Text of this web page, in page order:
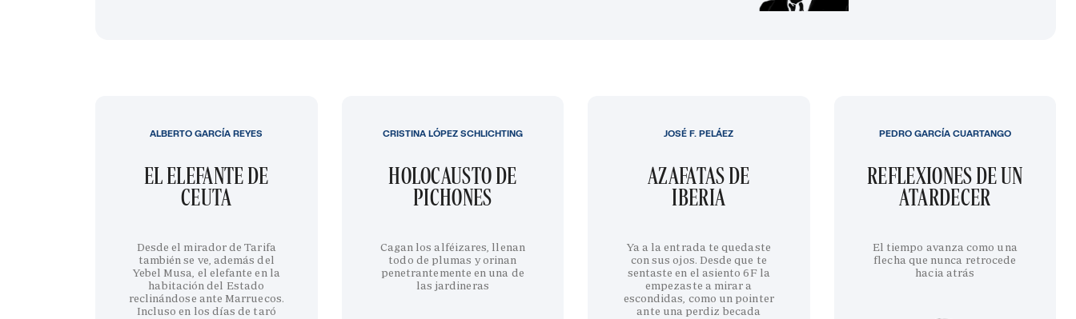
EL ELEFANTE DE
CEUTA
Desde el mirador de Tarifa
también se ve, además del
Yebel Musa, el elefante en la
habitación del Estado
reclinándose ante Marruecos.
Incluso en los días de taró
ALBERTO GARCÍA REYES
HOLOCAUSTO DE
PICHONES
Cagan los alféizares, llenan
todo de plumas y orinan
penetrantemente en una de
las jardineras
CRISTINA LÓPEZ SCHLICHTING
AZAFATAS DE
IBERIA
Ya a la entrada te quedaste
con sus ojos. Desde que te
sentaste en el asiento 6F la
empezaste a mirar a
escondidas, como un pointer
ante una perdiz becada
JOSÉ F. PELÁEZ
REFLEXIONES DE UN
ATARDECER
El tiempo avanza como una
flecha que nunca retrocede
hacia atrás
PEDRO GARCÍA CUARTANGO